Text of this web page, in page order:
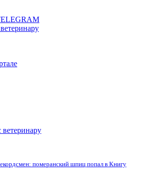
ветеринару
померанский шпиц попал в Книгу